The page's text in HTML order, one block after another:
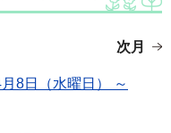
次月
8日（水曜日） ～